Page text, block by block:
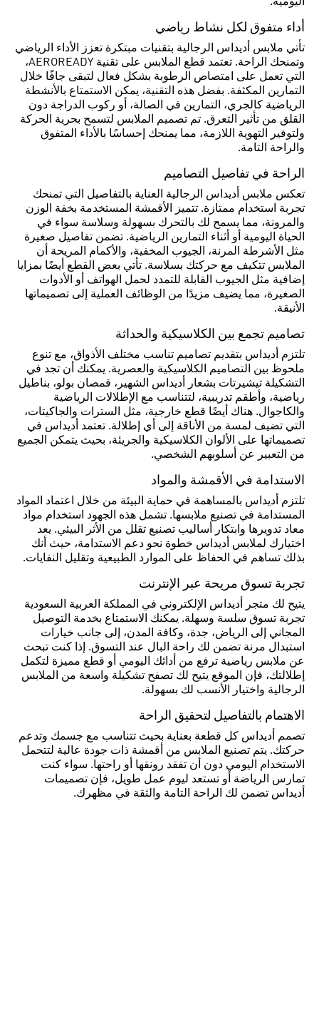
أداء متفوق لكل نشاط رياضي
تأتي ملابس أديداس الرجالية بتقنيات مبتكرة تعزز الأداء الرياضي
وتمنحك الراحة. تعتمد قطع الملابس على تقنية AEROREADY،
التي تعمل على امتصاص الرطوبة بشكل فعال لتبقى جافًا خلال
التمارين المكثفة. بفضل هذه التقنية، يمكن الاستمتاع بالأنشطة
الرياضية كالجري، التمارين في الصالة، أو ركوب الدراجة دون
القلق من تأثير التعرق. تم تصميم الملابس لتسمح بحرية الحركة
ولتوفير التهوية اللازمة، مما يمنحك إحساسًا بالأداء المتفوق
والراحة التامة.
الراحة في تفاصيل التصاميم
تعكس ملابس أديداس الرجالية العناية بالتفاصيل التي تمنحك
تجربة استخدام ممتازة. تتميز الأقمشة المستخدمة بخفة الوزن
والمرونة، مما يسمح لك بالتحرك بسهولة وسلاسة سواء في
الحياة اليومية أو أثناء التمارين الرياضية. تضمن تفاصيل صغيرة
مثل الأشرطة المرنة، الجيوب المخفية، والأكمام المريحة أن
الملابس تتكيف مع حركتك بسلاسة. تأتي بعض القطع أيضًا بمزايا
إضافية مثل الجيوب القابلة للتمدد لحمل الهواتف أو الأدوات
الصغيرة، مما يضيف مزيدًا من الوظائف العملية إلى تصميماتها
الأنيقة.
تصاميم تجمع بين الكلاسيكية والحداثة
تلتزم أديداس بتقديم تصاميم تناسب مختلف الأذواق، مع تنوع
ملحوظ بين التصاميم الكلاسيكية والعصرية. يمكنك أن تجد في
التشكيلة تيشيرتات بشعار أديداس الشهير، قمصان بولو، بناطيل
رياضية، وأطقم تدريبية، لتتناسب مع الإطلالات الرياضية
والكاجوال. هناك أيضًا قطع خارجية، مثل السترات والجاكيتات،
التي تضيف لمسة من الأناقة إلى أي إطلالة. تعتمد أديداس في
تصميماتها على الألوان الكلاسيكية والجريئة، بحيث يتمكن الجميع
من التعبير عن أسلوبهم الشخصي.
الاستدامة في الأقمشة والمواد
تلتزم أديداس بالمساهمة في حماية البيئة من خلال اعتماد المواد
المستدامة في تصنيع ملابسها. تشمل هذه الجهود استخدام مواد
معاد تدويرها وابتكار أساليب تصنيع تقلل من الأثر البيئي. يعد
اختيارك لملابس أديداس خطوة نحو دعم الاستدامة، حيث أنك
بذلك تساهم في الحفاظ على الموارد الطبيعية وتقليل النفايات.
تجربة تسوق مريحة عبر الإنترنت
يتيح لك متجر أديداس الإلكتروني في المملكة العربية السعودية
تجربة تسوق سلسة وسهلة. يمكنك الاستمتاع بخدمة التوصيل
المجاني إلى الرياض، جدة، وكافة المدن، إلى جانب خيارات
استبدال مرنة تضمن لك راحة البال عند التسوق. إذا كنت تبحث
عن ملابس رياضية ترفع من أدائك اليومي أو قطع مميزة لتكمل
إطلالتك، فإن الموقع يتيح لك تصفح تشكيلة واسعة من الملابس
الرجالية واختيار الأنسب لك بسهولة.
الاهتمام بالتفاصيل لتحقيق الراحة
تصمم أديداس كل قطعة بعناية بحيث تتناسب مع جسمك وتدعم
حركتك. يتم تصنيع الملابس من أقمشة ذات جودة عالية لتتحمل
الاستخدام اليومي دون أن تفقد رونقها أو راحتها. سواء كنت
تمارس الرياضة أو تستعد ليوم عمل طويل، فإن تصميمات
أديداس تضمن لك الراحة التامة والثقة في مظهرك.